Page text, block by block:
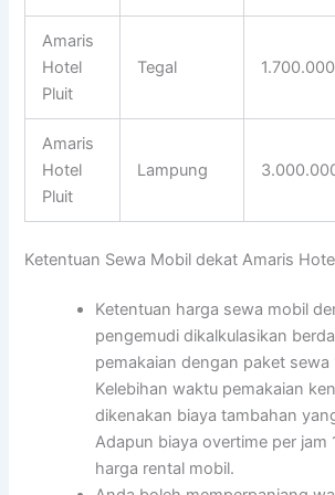
Amaris
Hotel
Pluit
Tegal 1.700.000
Amaris
Hotel
Pluit
Lampung
Ketentuan Sewa Mobil dekat Amaris
Ketentuan harga sewa mobil
pengemudi dikalkulasikan
pemakaian dengan paket sewa
Kelebihan waktu pemakaian
dikenakan biaya tambahan
Adapun biaya overtime per jam
harga rental mobil.